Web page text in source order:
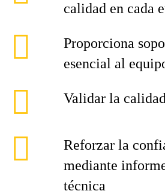
calidad en cada
Proporciona
esencial al
Validar la
Reforzar la
mediante
técnica